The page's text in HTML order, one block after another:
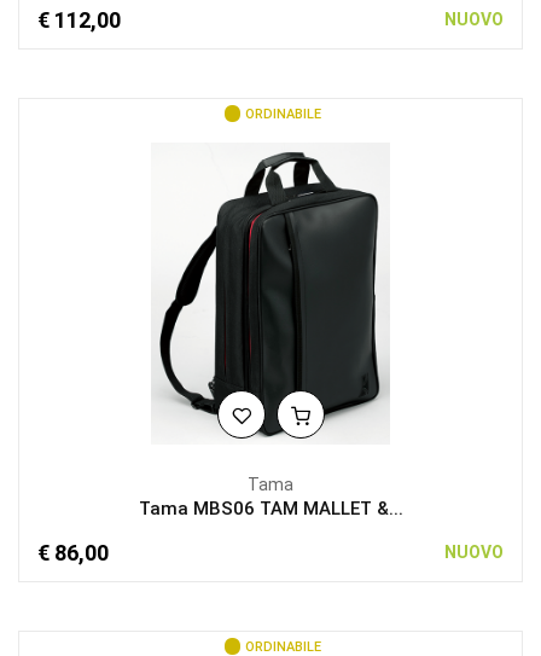
€ 112,00 NUOVO
ORDINABILE
Tama
Tama MBS06 TAM MALLET &...
€ 86,00 NUOVO
ORDINABILE